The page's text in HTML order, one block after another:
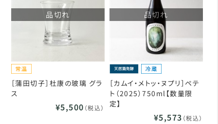
品切れ
［蒲田切子］杜康の玻璃 グラ
ス
¥5,500 （税込）
品切れ
［カムイ・メトッ・ヌプリ］ペテ
ト（2025）750ml【数量限
定】
¥5,573 （税込）